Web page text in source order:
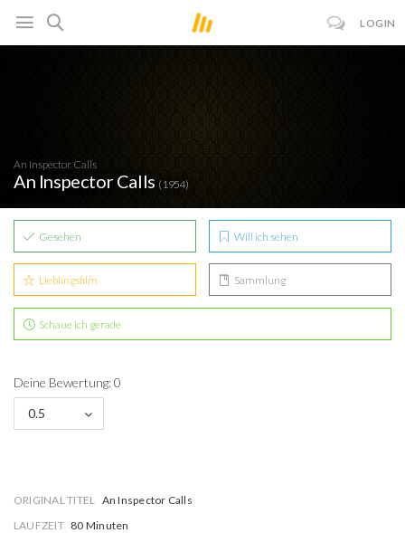
LOGIN
An Inspector Calls
An Inspector Calls (1954)
Gesehen Will ich sehen
Lieblingsfilm Sammlung
Schaue ich gerade
Deine Bewertung: 0
0.5
ORIGINAL TITEL An Inspector Calls
LAUFZEIT 80 Minuten